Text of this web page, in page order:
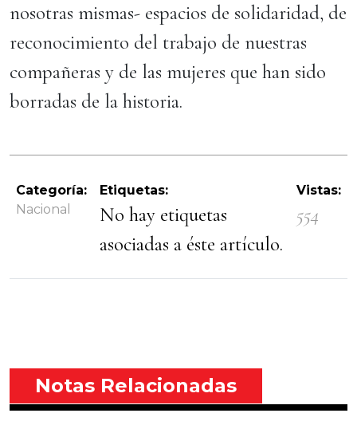
nosotras mismas- espacios de solidaridad, de
reconocimiento del trabajo de nuestras
compañeras y de las mujeres que han sido
borradas de la historia.
Categoría:
Nacional
Etiquetas:
No hay etiquetas
asociadas a éste artículo.
Vistas:
554
Notas Relacionadas